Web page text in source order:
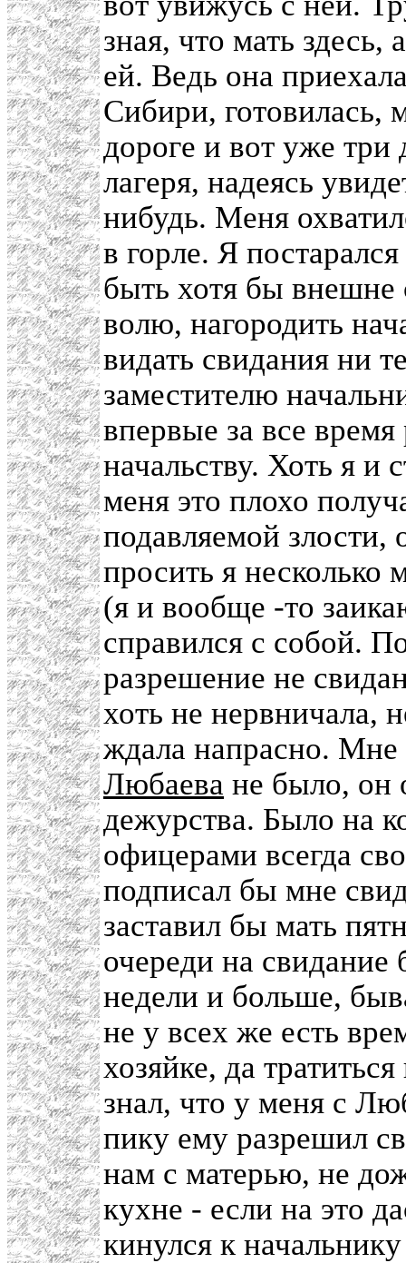
зная, что мать
ей. Ведь она
Сибири, готовилась,
дороге и вот уже три
лагеря, надеясь
нибудь. Меня
в горле. Я
быть хотя бы внешне
волю, нагородить
видать свидания ни
заместителю
впервые за все
начальству. Хоть я и
меня это плохо
подавляемой злости,
просить я несколько
(я и вообще -то
справился с собой.
разрешение не
хоть не нервничала,
ждала напрасно. Мне
Любаева не было, он
дежурства. Было на
офицерами всегда
подписал бы мне
заставил бы мать
очереди на
недели и больше,
не у всех же есть
хозяйке, да
знал, что у меня с
пику ему разрешил
нам с матерью, не
кухне - если на это
кинулся к